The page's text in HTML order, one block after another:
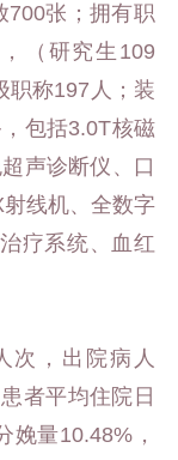
700张；拥有职
（研究生109
职称197人；装
包括3.0T核磁
声诊断仪、口
线机、全数字
疗系统、血红
次，出院病人
者平均住院日
娩量10.48%，